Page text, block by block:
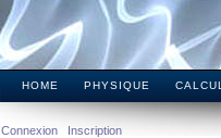
HOME PHYSIQUE CALCUL
Connexion Inscription